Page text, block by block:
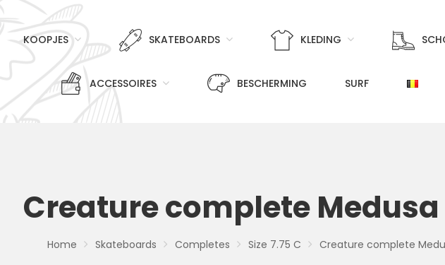
KOOPJES SKATEBOARDS KLEDING
ACCESSOIRES BESCHERMING SURF
Creature complete Medusa
Home Skateboards Completes Size 7.75 C Creature complete